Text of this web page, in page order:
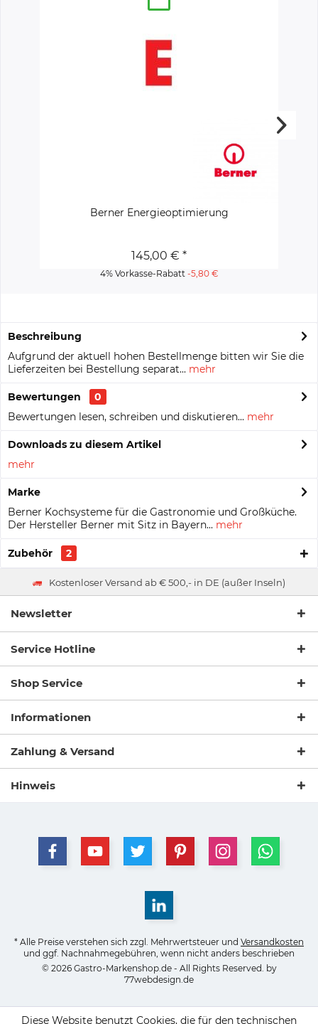
Berner Energieoptimierung
145,00 € *
4% Vorkasse-Rabatt -5,80 €
Beschreibung
Aufgrund der aktuell hohen Bestellmenge bitten wir Sie die
Lieferzeiten bei Bestellung separat... mehr
Bewertungen
0
Bewertungen lesen, schreiben und diskutieren... mehr
Downloads zu diesem Artikel
mehr
Marke
Berner Kochsysteme für die Gastronomie und Großküche.
Der Hersteller Berner mit Sitz in Bayern... mehr
Zubehör 2
Kostenloser Versand ab € 500,- in DE (außer Inseln)
Newsletter
Service Hotline
Shop Service
Informationen
Zahlung & Versand
Hinweis
* Alle Preise verstehen sich zzgl. Mehrwertsteuer und Versandkosten
und ggf. Nachnahmegebühren, wenn nicht anders beschrieben
© 2026 Gastro-Markenshop.de - All Rights Reserved. by
77webdesign.de
Diese Website benutzt Cookies, die für den technischen